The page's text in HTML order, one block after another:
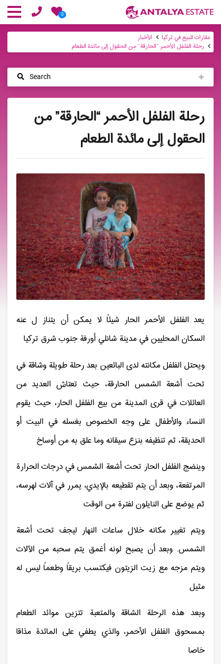
0
عقارات للبيع في تركيا
الأخبار
رحلة الفلفل الأحمر “الحارقة” من الحقول إلى مائدة الطعام
Search
رحلة الفلفل الأحمر “الحارقة” من
الحقول إلى مائدة الطعام
يعد الفلفل الأحمر الحار شيئاً لا يمكن أن يتناز ل عنه
السكان المحليين في مدينة شانلي أورفة جنوب شرق تركيا
ويحتل الفلفل مكانته لدى البائعين بعد رحلة طويلة وشاقة في
تحت أشعة الشمس الحارقة، حيث تعتاش العديد من
العائلات في قرى المدينة من بيع الفلفل الحار، حيث يقوم
النساء والأطفال على وجه الخصوص بغسله في البيت أو
الحديقة، ثم تنظيفه بنزع سيقانه وما علق به من أوساخ
وينضج الفلفل الحار تحت أشعة الشمس في درجات الحرارة
المرتفعة، وبعد أن يتم تقطيعه بالإيدي، يمرر في آلات لهرسه،
ثم يوضع على النايلون لفترة من الوقت
ويتم تغيير مكانه خلال ساعات النهار ليجف تحت أشعة
الشمس. وبعد أن يصبح لونه أغمق يتم سحبه من الآلات
ويتم مزجه مع زيت الزيتون فيكتسب بريقاً وطعماً ليس له
مثيل
وبعد هذه الرحلة الشاقة والمتعبة تتزين موائد الطعام
بمسحوق الفلفل الأحمر، والذي يطفي على المائدة مذاقا
خاصا